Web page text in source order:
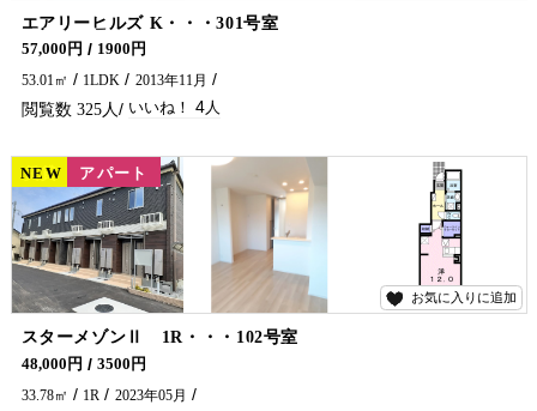
エアリーヒルズ K・・・301号室
3階角部屋です！ 延岡市でアパート・マンションをお探しでしたら五ヶ瀬不動産へお問合せください♪
57,000円
1900円
53.01㎡
1LDK 2013年11月
325 4
お気に入りに追加
賃貸
NEW アパート
スターメゾンⅡ 1R・・・102号室
単身の方オススメの築浅出ました(*^^*) ネット無料・コンロ・宅配ボックス付きです★ アパートをお探しでしたら是非五ヶ瀬不動産へお問合せください🏠✨
48,000円
3500円
33.78㎡
1R 2023年05月